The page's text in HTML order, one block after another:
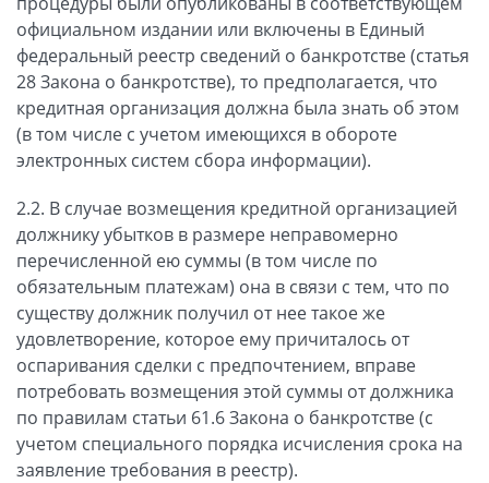
официальном издании или включены в Единый
федеральный реестр сведений о банкротстве (статья
28 Закона о банкротстве), то предполагается, что
кредитная организация должна была знать об этом
(в том числе с учетом имеющихся в обороте
электронных систем сбора информации).
2.2. В случае возмещения кредитной организацией
должнику убытков в размере неправомерно
перечисленной ею суммы (в том числе по
обязательным платежам) она в связи с тем, что по
существу должник получил от нее такое же
удовлетворение, которое ему причиталось от
оспаривания сделки с предпочтением, вправе
потребовать возмещения этой суммы от должника
по правилам статьи 61.6 Закона о банкротстве (с
учетом специального порядка исчисления срока на
заявление требования в реестр).